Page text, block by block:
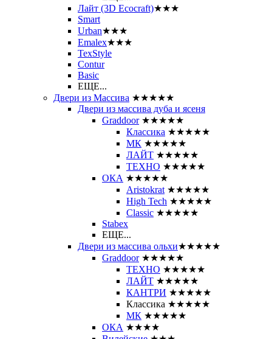
Лайт (3D Ecocraft)★★★
Smart
Urban★★★
Emalex★★★
TexStyle
Contur
Basic
ЕЩЕ...
Двери из Массива ★★★★★
Двери из массива дуба и ясеня
Graddoor ★★★★★
Классика ★★★★★
МК ★★★★★
ЛАЙТ ★★★★★
ТЕХНО ★★★★★
ОКА ★★★★★
Aristokrat ★★★★★
High Tech ★★★★★
Classic ★★★★★
Stabex
ЕЩЕ...
Двери из массива ольхи★★★★★
Graddoor ★★★★★
ТЕХНО ★★★★★
ЛАЙТ ★★★★★
КАНТРИ ★★★★★
Классика ★★★★★
МК ★★★★★
ОКА ★★★★